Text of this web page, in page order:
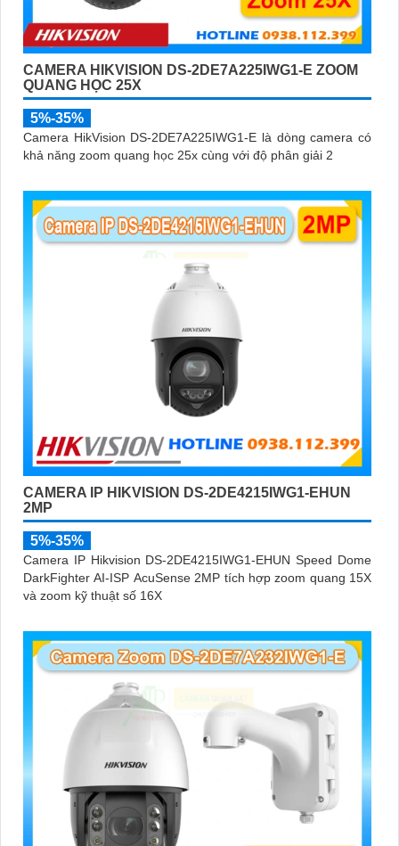
CAMERA HIKVISION DS-2DE7A225IWG1-E ZOOM
QUANG HỌC 25X
5%-35%
Camera HikVision DS-2DE7A225IWG1-E là dòng camera có
khả năng zoom quang học 25x cùng với độ phân giải 2
CAMERA IP HIKVISION DS-2DE4215IWG1-EHUN
2MP
5%-35%
Camera IP Hikvision DS-2DE4215IWG1-EHUN Speed Dome
DarkFighter AI-ISP AcuSense 2MP tích hợp zoom quang 15X
và zoom kỹ thuật số 16X